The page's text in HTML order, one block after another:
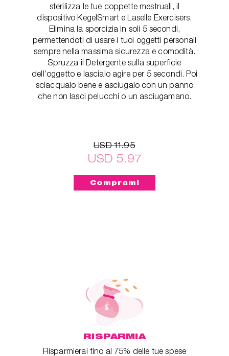
sterilizza le tue coppette mestruali, il
dispositivo KegelSmart e Laselle Exercisers.
Elimina la sporcizia in soli 5 secondi,
permettendoti di usare i tuoi oggetti personali
sempre nella massima sicurezza e comodità.
Spruzza il Detergente sulla superficie
dell’oggetto e lascialo agire per 5 secondi. Poi
sciacqualo bene e asciugalo con un panno
che non lasci pelucchi o un asciugamano.
USD 11.95
USD 5.97
RISPARMIA
Risparmierai fino al 75% delle tue spese